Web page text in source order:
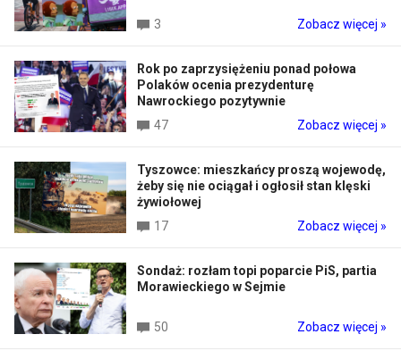
3 Zobacz więcej »
Rok po zaprzysiężeniu ponad połowa
Polaków ocenia prezydenturę
Nawrockiego pozytywnie
47
Zobacz więcej »
Tyszowce: mieszkańcy proszą wojewodę,
żeby się nie ociągał i ogłosił stan klęski
żywiołowej
17
Zobacz więcej »
Sondaż: rozłam topi poparcie PiS, partia
Morawieckiego w Sejmie
50 Zobacz więcej »